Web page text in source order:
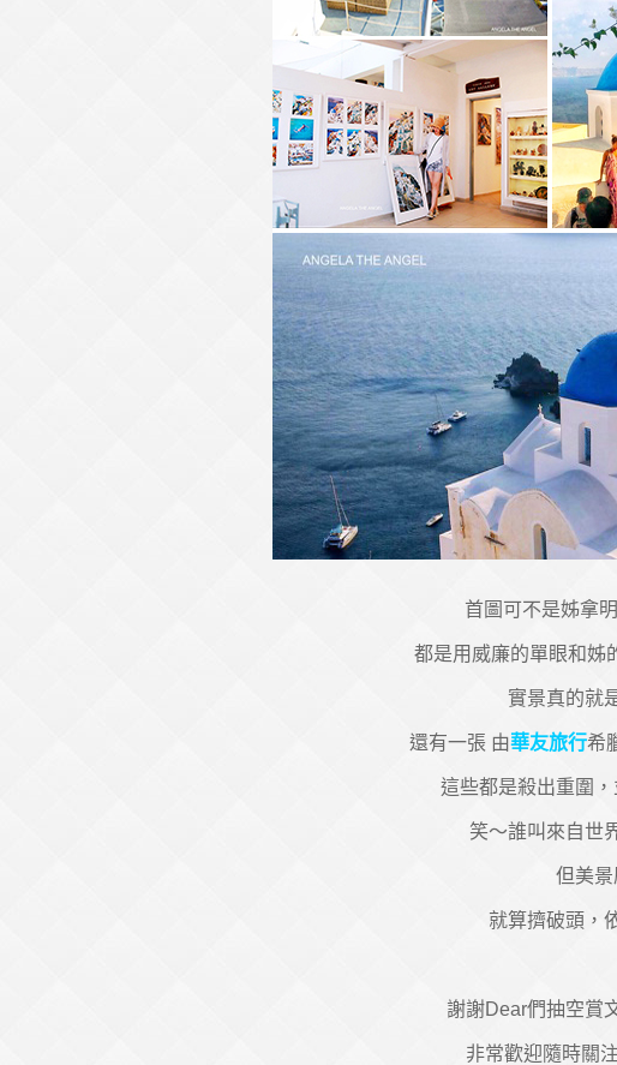
首圖可不是姊拿
都是用威廉的單眼和姊
實景真的就
還有一張 由華友旅行希
這些都是殺出重圍
笑～誰叫來自世
但美景
就算擠破頭，
謝謝Dear們抽空賞
非常歡迎隨時關